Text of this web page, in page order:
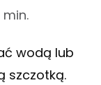
wodą lub
szczotką.